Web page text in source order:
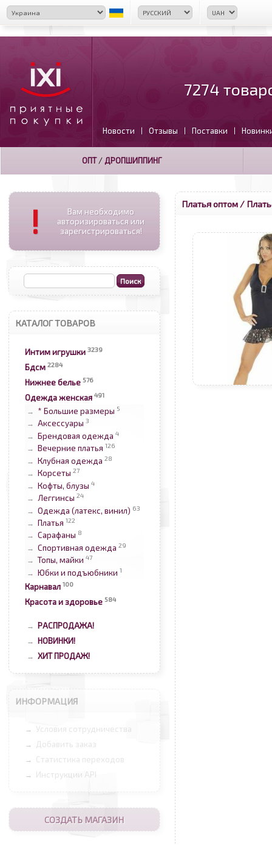
7274
Новости | Отзывы | Поставки |
ОПТ/ ДРОПШИППИНГ
!
Вам необходимо
авторизироваться или
зарегистрироваться!
КАТАЛОГ ТОВАРОВ
Интим игрушки 3239
Бдсм 2284
Нижнее белье 576
Одежда женская 491
→ * Большие размеры 5
→ Аксессуары 3
→ Брендовая одежда 4
→ Вечерние платья 126
→ Клубная одежда 28
→ Корсеты 27
→ Кофты, блузы 4
→ Леггинсы 24
→ Одежда (латекс, винил) 63
→ Платья 122
→ Сарафаны 8
→ Спортивная одежда 29
→ Топы, майки 47
→ Юбки и подъюбники 1
Карнавал 100
Красота и здоровье 584
→ РАСПРОДАЖА!
→ НОВИНКИ!
→ ХИТ ПРОДАЖ!
ИНФОРМАЦИЯ
→ Условия сотрудничества
→ Добавить заказ
→ Статистика переходов
→ Инструкции API
СОЗДАТЬ МАГАЗИН
Платья оптом/